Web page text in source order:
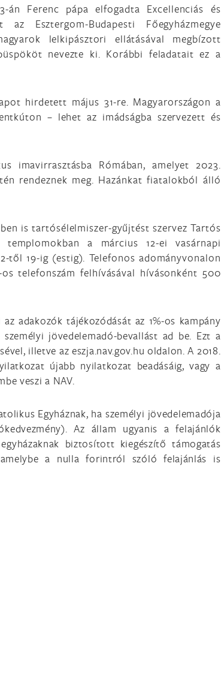
Ferenc pápa elfogadta Excellenciás és
Esztergom-Budapesti Főegyházmegye
lelkipásztori ellátásával megbízott
nevezte ki. Korábbi feladatait ez a
hirdetett május 31-re. Magyarországon a
– lehet az imádságba szervezett és
imavirrasztásba Rómában, amelyet 2023.
rendeznek meg. Hazánkat fiatalokból álló
is tartósélelmiszer-gyűjtést szervez Tartós
a március 12-ei vasárnapi
től 19-ig (estig). Telefonos adományvonalon
telefonszám felhívásával hívásonként 500
adakozók tájékozódását az 1%-os kampány
jövedelemadó-bevallást ad be. Ezt a
illetve az eszja.nav.gov.hu oldalon. A 2018.
újabb nyilatkozat beadásáig, vagy a
veszi a NAV.
Egyháznak, ha személyi jövedelemadója
Az állam ugyanis a felajánlók
biztosított kiegészítő támogatás
a nulla forintról szóló felajánlás is